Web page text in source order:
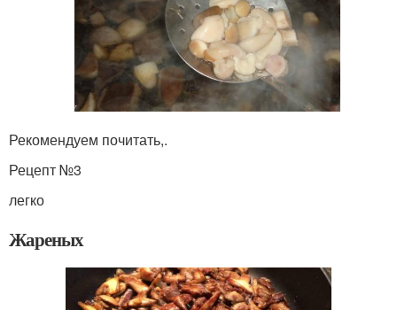
Рекомендуем почитать,.
Рецепт №3
легко
Жареных